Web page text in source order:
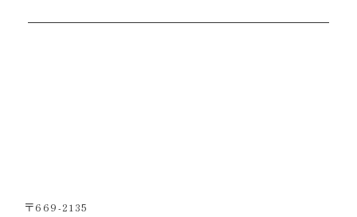
〒669-2135